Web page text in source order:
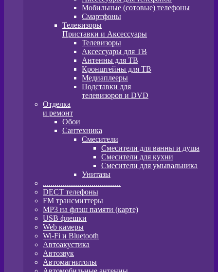
Мобильные (сотовые) телефоны
Смартфоны
Телевизоры
Приставки и Аксессуары
Телевизоры
Аксессуары для ТВ
Антенны для ТВ
Кронштейны для ТВ
Медиаплееры
Подставки для
телевизоров и DVD
Отделка
и ремонт
Обои
Сантехника
Смесители
Смесители для ванны и душа
Смесители для кухни
Смесители для умывальника
Унитазы
........................................
DECT телефоны
FM трансмиттеры
MP3 на флэш памяти (карте)
USB флешки
Web камеры
Wi-Fi и Bluetooth
Автоакустика
Автозвук
Автомагнитолы